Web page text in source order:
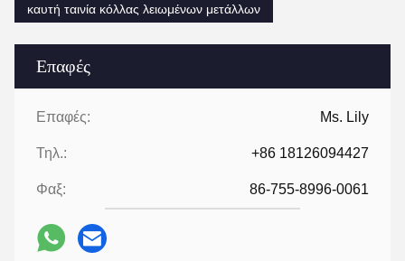
Επαφές
Επαφές: Ms. Lily
Τηλ.: +86 18126094427
Φαξ: 86-755-8996-0061
καυτή ταινία κόλλας λειωμένων μετάλλων